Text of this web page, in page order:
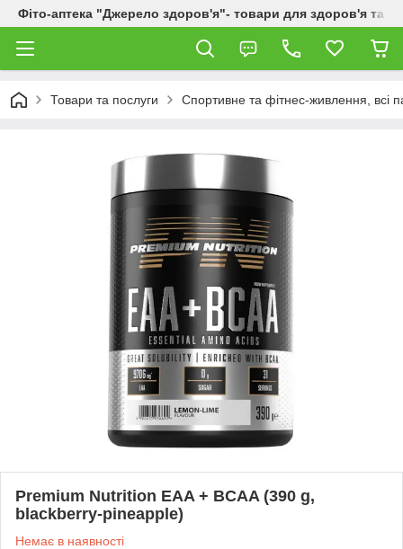
Фіто-аптека "Джерело здоров'я"- товари для здоров'я та
Товари та послуги Спортивне та фітнес-живлення, всі
Premium Nutrition EAA + BCAA (390 g,
blackberry-pineapple)
Немає в наявності